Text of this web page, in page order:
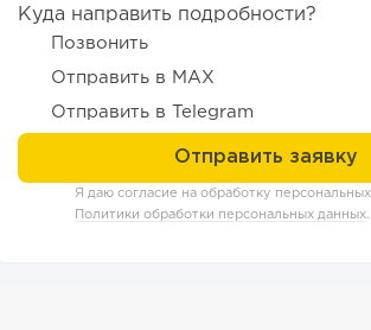
«Прибыль 20 млн в год, а я ездил на
интернет-магазине...
Куда направить подробности?
Позвонить
Отправить в MAX
Отправить в Telegram
Я даю согласие на обработку
Политики обработки персональных данных.